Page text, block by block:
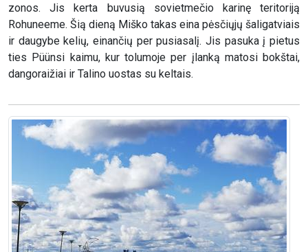
zonos. Jis kerta buvusią sovietmečio karinę teritoriją
Rohuneeme. Šią dieną Miško takas eina pėsčiųjų šaligatviais
ir daugybe kelių, einančių per pusiasalį. Jis pasuka į pietus
ties Püünsi kaimu, kur tolumoje per įlanką matosi bokštai,
dangoraižiai ir Talino uostas su keltais.